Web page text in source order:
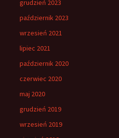
grudzień 2023
październik 2023
wrzesień 2021
lipiec 2021
październik 2020
czerwiec 2020
maj 2020
grudzień 2019
wrzesień 2019